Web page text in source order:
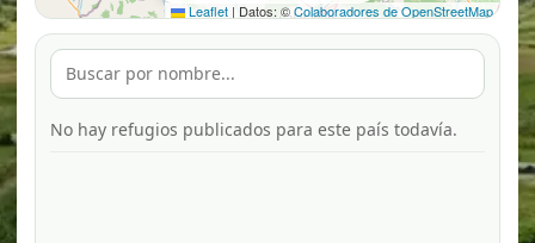
Leaflet | Datos: ©Colaboradores de OpenStreetMap
No hay refugios publicados para este país todavía.